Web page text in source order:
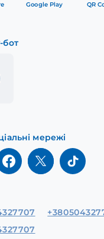
Google Play QR
бот
мережі